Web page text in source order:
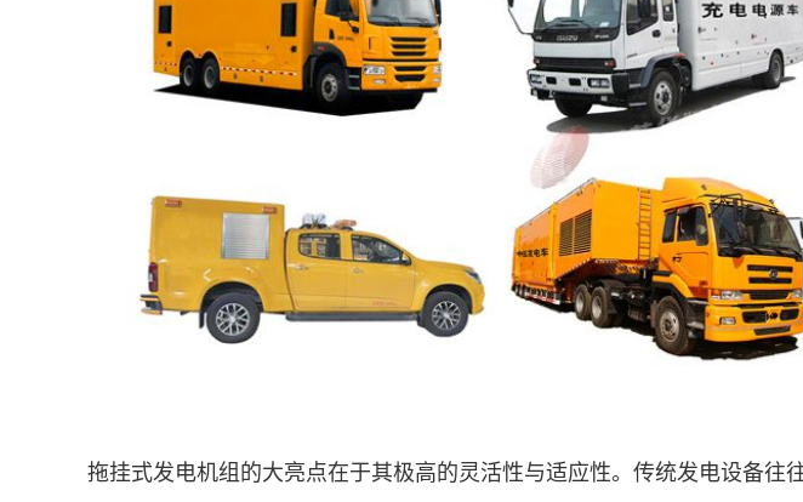
拖挂式发电机组的大亮点在于其极高的灵活性与适应性。传统发电设备往